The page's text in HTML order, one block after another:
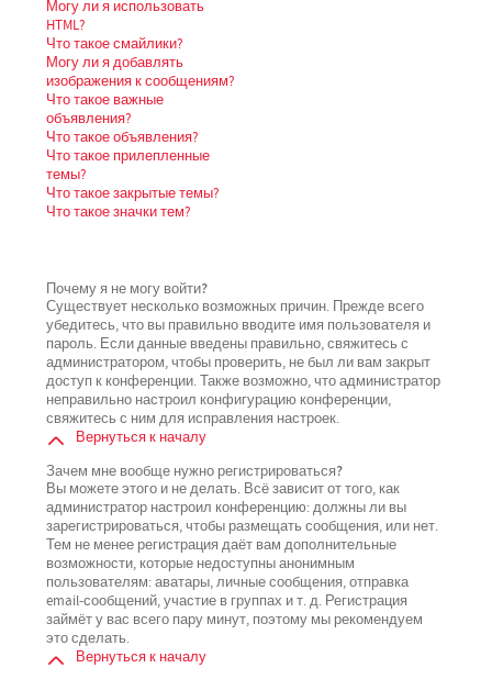
Могу ли я использовать
HTML?
Что такое смайлики?
Могу ли я добавлять
изображения к сообщениям?
Что такое важные
объявления?
Что такое объявления?
Что такое прилепленные
темы?
Что такое закрытые темы?
Что такое значки тем?
Почему я не могу войти?
Существует несколько возможных причин. Прежде всего
убедитесь, что вы правильно вводите имя пользователя и
пароль. Если данные введены правильно, свяжитесь с
администратором, чтобы проверить, не был ли вам закрыт
доступ к конференции. Также возможно, что администратор
неправильно настроил конфигурацию конференции,
свяжитесь с ним для исправления настроек.
Вернуться к началу
Зачем мне вообще нужно регистрироваться?
Вы можете этого и не делать. Всё зависит от того, как
администратор настроил конференцию: должны ли вы
зарегистрироваться, чтобы размещать сообщения, или нет.
Тем не менее регистрация даёт вам дополнительные
возможности, которые недоступны анонимным
пользователям: аватары, личные сообщения, отправка
email-сообщений, участие в группах и т. д. Регистрация
займёт у вас всего пару минут, поэтому мы рекомендуем
это сделать.
Вернуться к началу